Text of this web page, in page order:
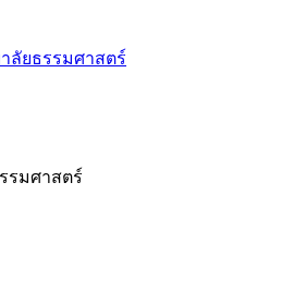
ลัยธรรมศาสตร์
รมศาสตร์